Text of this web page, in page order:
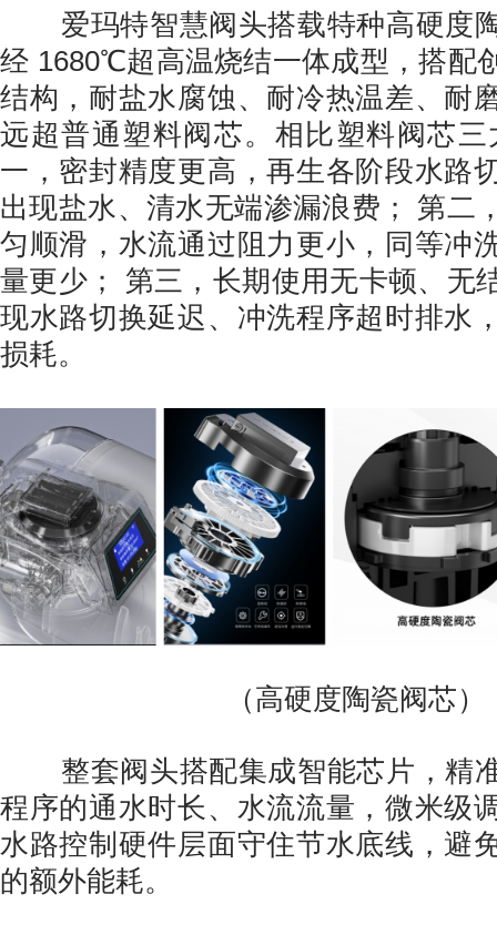
爱玛特智慧阀头搭载特种高硬度
经 1680℃超高温烧结一体成型，搭配
结构，耐盐水腐蚀、耐冷热温差、耐
远超普通塑料阀芯。相比塑料阀芯
一，密封精度更高，再生各阶段水路
出现盐水、清水无端渗漏浪费； 第二
匀顺滑，水流通过阻力更小，同等冲
量更少； 第三，长期使用无卡顿、无
现水路切换延迟、冲洗程序超时排水
损耗。
（高硬度陶瓷阀芯）
整套阀头搭配集成智能芯片，精
程序的通水时长、水流流量，微米级
水路控制硬件层面守住节水底线，避
的额外能耗。